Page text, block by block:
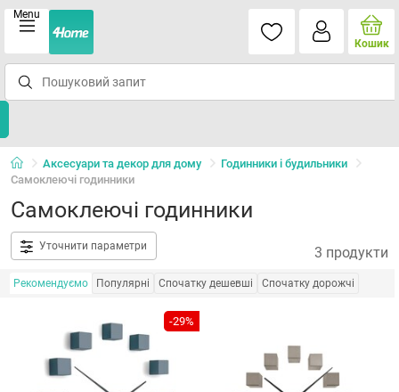
Menu
Кошик
Аксесуари та декор для дому
Годинники і будильники
Самоклеючі годинники
Самоклеючі годинники
Уточнити параметри 3 продукти
Рекомендуємо Популярні Спочатку дешевші Спочатку дорожчі
-29%